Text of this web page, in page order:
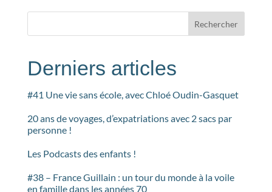
Rechercher
Derniers articles
#41 Une vie sans école, avec Chloé Oudin-Gasquet
20 ans de voyages, d’expatriations avec 2 sacs par
personne !
Les Podcasts des enfants !
#38 – France Guillain : un tour du monde à la voile
en famille dans les années 70